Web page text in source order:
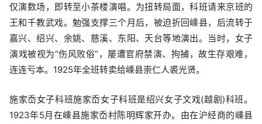
仅演数场，即转至小茶楼演唱。为扭转局面，科班请来京班的
王和千教武戏。勉强支撑三个月后，被迫折回嵊县，后流转于
嘉兴、绍兴、余姚、慈溪、东阳、天台等地演出。当时，女子
演戏被视为“伤风败俗”，屡遭官府禁演、拘捕，故生存艰难，
连连亏本。1925年全班转卖给嵊县崇仁人裘光贤。
施家岙女子科班施家岙女子科班是绍兴女子文戏(越剧)科班。
1923年5月在嵊县施家岙村陈明辉家开办。由在沪经商的嵊县